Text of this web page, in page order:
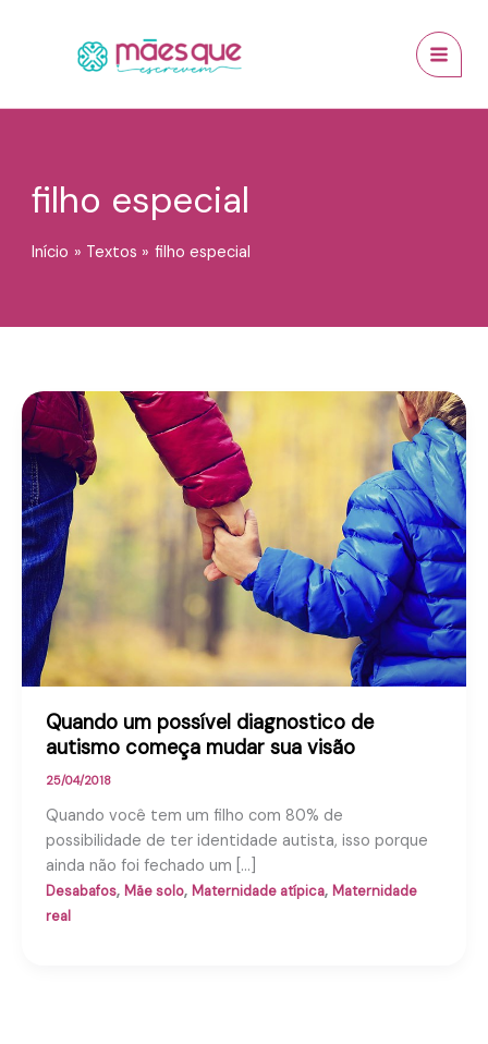
filho especial
Início Textos filho especial
Quando um possível diagnostico de
autismo começa mudar sua visão
25/04/2018
Quando você tem um filho com 80% de
possibilidade de ter identidade autista, isso porque
ainda não foi fechado um […]
Desabafos, Mãe solo, Maternidade atípica, Maternidade
real